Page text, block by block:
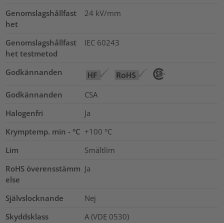
Genomslagshållfast
het
24 kV/mm
Genomslagshållfast
het testmetod
IEC 60243
Godkännanden
Godkännanden
CSA
Halogenfri
Ja
Krymptemp. min - °C +100 °C
Lim
Smältlim
RoHS överensstämm
else
Ja
Självslocknande
Nej
Skyddsklass
A (VDE 0530)